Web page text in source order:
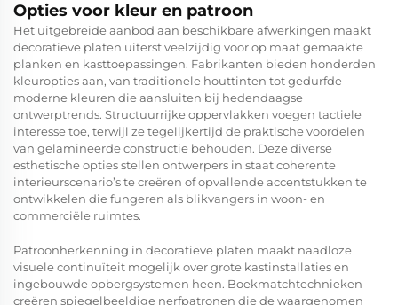
Opties voor kleur en patroon
Het uitgebreide aanbod aan beschikbare afwerkingen maakt
decoratieve platen uiterst veelzijdig voor op maat gemaakte
planken en kasttoepassingen. Fabrikanten bieden honderden
kleuropties aan, van traditionele houttinten tot gedurfde
moderne kleuren die aansluiten bij hedendaagse
ontwerptrends. Structuurrijke oppervlakken voegen tactiele
interesse toe, terwijl ze tegelijkertijd de praktische voordelen
van gelamineerde constructie behouden. Deze diverse
esthetische opties stellen ontwerpers in staat coherente
interieurscenario’s te creëren of opvallende accentstukken te
ontwikkelen die fungeren als blikvangers in woon- en
commerciële ruimtes.
Patroonherkenning in decoratieve platen maakt naadloze
visuele continuïteit mogelijk over grote kastinstallaties en
ingebouwde opbergsystemen heen. Boekmatchtechnieken
creëren spiegelbeeldige nerfpatronen die de waargenomen